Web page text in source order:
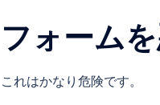
フォーム
これはかなり危険です。